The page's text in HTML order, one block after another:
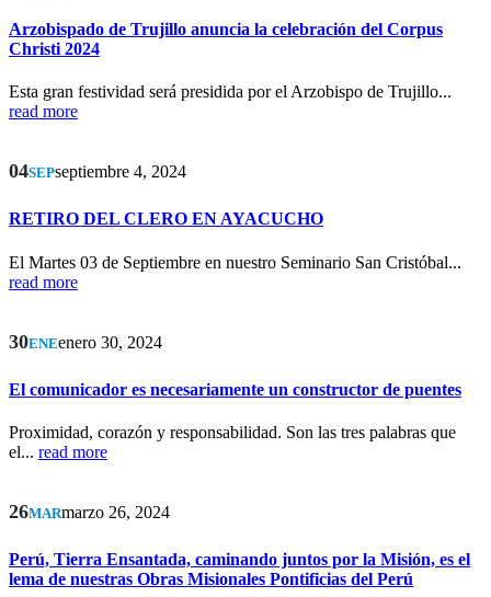
Arzobispado de Trujillo anuncia la celebración del Corpus
Christi 2024
Esta gran festividad será presidida por el Arzobispo de Trujillo...
read more
04SEPseptiembre 4, 2024
RETIRO DEL CLERO EN AYACUCHO
El Martes 03 de Septiembre en nuestro Seminario San Cristóbal...
read more
30ENEenero 30, 2024
El comunicador es necesariamente un constructor de puentes
Proximidad, corazón y responsabilidad. Son las tres palabras que
el... read more
26MARmarzo 26, 2024
Perú, Tierra Ensantada, caminando juntos por la Misión, es el
lema de nuestras Obras Misionales Pontificias del Perú